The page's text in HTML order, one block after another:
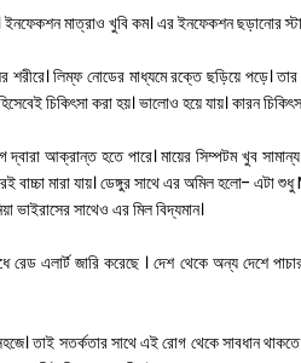
মাত্রাও খুবি কম। এর ইনফেকশন ছড়ানোর
শরীরে। লিম্ফ নোডের মাধ্যমে রক্তে ছড়িয়ে পড়ে।
চিকিৎসা করা হয়। ভালোও হয়ে যায়। কারন
আক্রান্ত হতে পারে। মায়ের সিম্পটম খুব
পরেই বাচ্চা মারা যায়। ডেঙ্গুর সাথে এর অমিল হলো-
ভাইরাসের সাথেও এর মিল বিদ্যমান।
এলার্ট জারি করেছে । দেশ থেকে অন্য দেশে
তাই সতর্কতার সাথে এই রোগ থেকে সাবধান